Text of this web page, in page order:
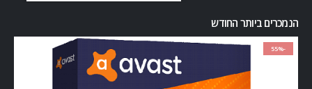
הנמכרים ביותר החודש
-55%